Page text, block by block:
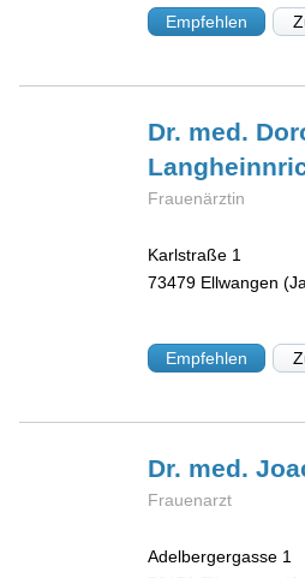
Empfehlen
Dr. med.
Frauenärztin
Karlstraße 1
73479 Ellwangen
Empfehlen
Dr. med.
Frauenarzt
Adelbergergasse 1